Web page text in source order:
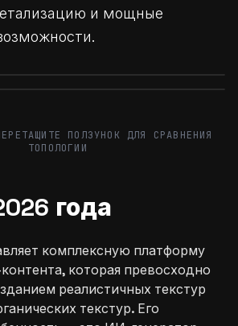
и мощные
ПОЛЗУНОК ДЛЯ СРАВНЕНИЯ
ТОПОЛОГИИ
года
комплексную платформу
которая превосходно
реалистичных текстур
текстур. Его